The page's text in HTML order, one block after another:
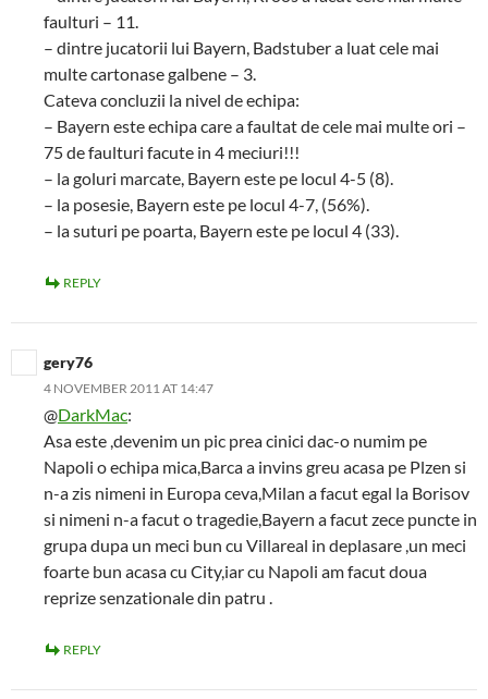
faulturi – 11.
– dintre jucatorii lui Bayern, Badstuber a luat cele mai
multe cartonase galbene – 3.
Cateva concluzii la nivel de echipa:
– Bayern este echipa care a faultat de cele mai multe ori –
75 de faulturi facute in 4 meciuri!!!
– la goluri marcate, Bayern este pe locul 4-5 (8).
– la posesie, Bayern este pe locul 4-7, (56%).
– la suturi pe poarta, Bayern este pe locul 4 (33).
REPLY
gery76
4 NOVEMBER 2011 AT 14:47
@DarkMac:
Asa este ,devenim un pic prea cinici dac-o numim pe
Napoli o echipa mica,Barca a invins greu acasa pe Plzen si
n-a zis nimeni in Europa ceva,Milan a facut egal la Borisov
si nimeni n-a facut o tragedie,Bayern a facut zece puncte in
grupa dupa un meci bun cu Villareal in deplasare ,un meci
foarte bun acasa cu City,iar cu Napoli am facut doua
reprize senzationale din patru .
REPLY